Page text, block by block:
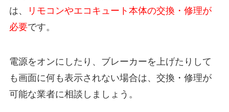
は、
リモコンやエコキュート本体の交換・修理が
必要です。
電源をオンにしたり、ブレーカーを上げたりして
も画面に何も表示されない場合は、交換・修理が
可能な業者に相談しましょう。